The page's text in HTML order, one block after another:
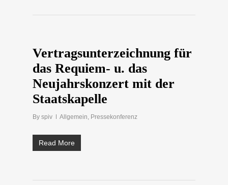
Vertragsunterzeichnung für
das Requiem- u. das
Neujahrskonzert mit der
Staatskapelle
By spiv Allgemein, Pressekonferenz
Read More